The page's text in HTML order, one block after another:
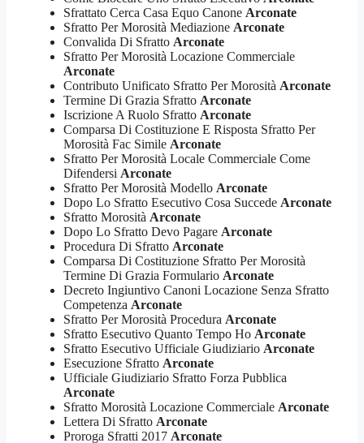
Sfrattato Cerca Casa Equo Canone Arconate
Sfratto Per Morosità Mediazione Arconate
Convalida Di Sfratto Arconate
Sfratto Per Morosità Locazione Commerciale
Arconate
Contributo Unificato Sfratto Per Morosità Arconate
Termine Di Grazia Sfratto Arconate
Iscrizione A Ruolo Sfratto Arconate
Comparsa Di Costituzione E Risposta Sfratto Per
Morosità Fac Simile Arconate
Sfratto Per Morosità Locale Commerciale Come
Difendersi Arconate
Sfratto Per Morosità Modello Arconate
Dopo Lo Sfratto Esecutivo Cosa Succede Arconate
Sfratto Morosità Arconate
Dopo Lo Sfratto Devo Pagare Arconate
Procedura Di Sfratto Arconate
Comparsa Di Costituzione Sfratto Per Morosità
Termine Di Grazia Formulario Arconate
Decreto Ingiuntivo Canoni Locazione Senza Sfratto
Competenza Arconate
Sfratto Per Morosità Procedura Arconate
Sfratto Esecutivo Quanto Tempo Ho Arconate
Sfratto Esecutivo Ufficiale Giudiziario Arconate
Esecuzione Sfratto Arconate
Ufficiale Giudiziario Sfratto Forza Pubblica
Arconate
Sfratto Morosità Locazione Commerciale Arconate
Lettera Di Sfratto Arconate
Proroga Sfratti 2017 Arconate